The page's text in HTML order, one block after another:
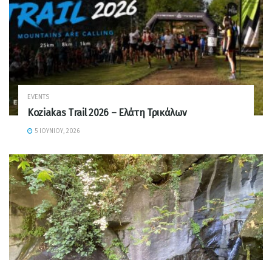
EVENTS
Koziakas Trail 2026 – Ελάτη Τρικάλων
5 ΙΟΥΝΊΟΥ, 2026